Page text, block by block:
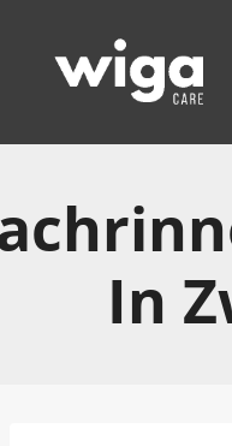
Inhalt
springen
In